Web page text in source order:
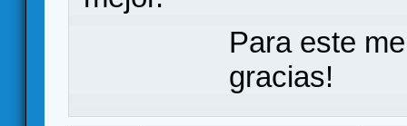
Para este
gracias!